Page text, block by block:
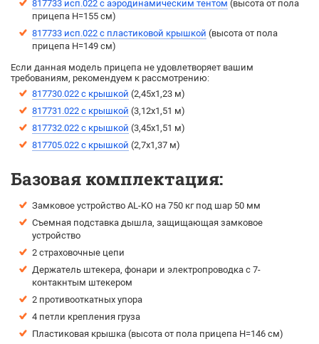
817733 исп.022 с аэродинамическим тентом (выcота от пола
прицепа H=155 см)
817733 исп.022 с пластиковой крышкой (высота от пола
прицепа H=149 см)
Если данная модель прицепа не удовлетворяет вашим
требованиям, рекомендуем к рассмотрению:
817730.022 с крышкой (2,45х1,23 м)
817731.022 с крышкой (3,12х1,51 м)
817732.022 с крышкой (3,45х1,51 м)
817705.022 с крышкой (2,7х1,37 м)
Базовая комплектация:
Замковое устройство AL-KO на 750 кг под шар 50 мм
Съемная подставка дышла, защищающая замковое
устройство
2 страховочные цепи
Держатель штекера, фонари и электропроводка с 7-
контакнтым штекером
2 противооткатных упора
4 петли крепления груза
Пластиковая крышка (высота от пола прицепа H=146 см)